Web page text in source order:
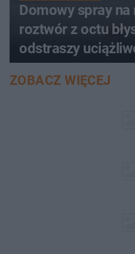
Domowy spray
roztwór z octu
odstraszy
ZOBACZ WIĘCEJ